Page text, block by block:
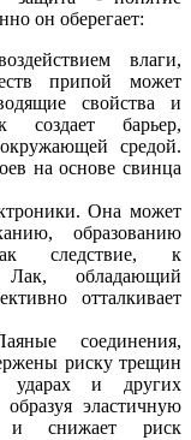
он оберегает:
влаги,
припой может
свойства и
создает барьер,
средой.
на основе свинца
Она может
образованию
следствие, к
Лак, обладающий
отталкивает
соединения,
риску трещин
ударах и других
эластичную
и снижает риск